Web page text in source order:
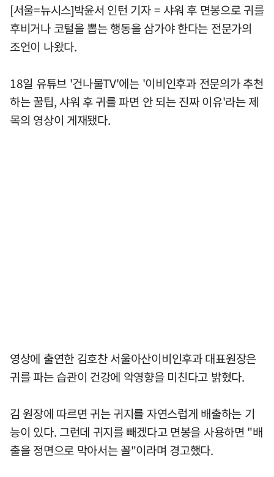
[서울=뉴시스]박윤서 인턴 기자 = 샤워 후 면봉으로 귀를
후비거나 코털을 뽑는 행동을 삼가야 한다는 전문가의
조언이 나왔다.
18일 유튜브 '건나물TV'에는 '이비인후과 전문의가 추천
하는 꿀팁, 샤워 후 귀를 파면 안 되는 진짜 이유'라는 제
목의 영상이 게재됐다.
영상에 출연한 김호찬 서울아산이비인후과 대표원장은
귀를 파는 습관이 건강에 악영향을 미친다고 밝혔다.
김 원장에 따르면 귀는 귀지를 자연스럽게 배출하는 기
능이 있다. 그런데 귀지를 빼겠다고 면봉을 사용하면 "배
출을 정면으로 막아서는 꼴"이라며 경고했다.